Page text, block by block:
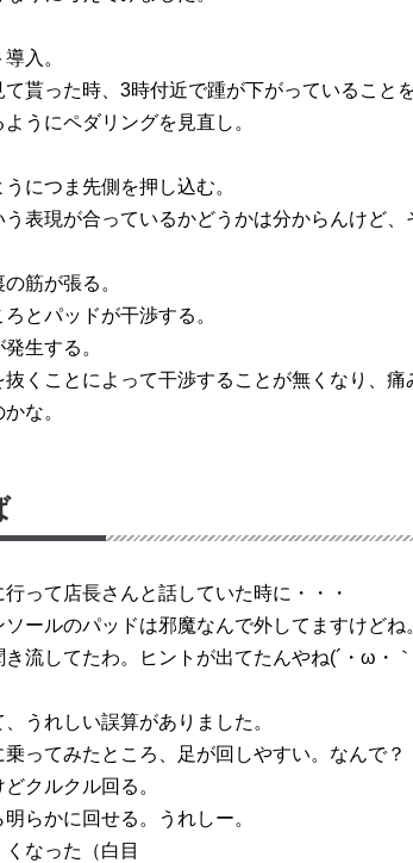
入。
貰った時、3時付近で踵が下がっていること
うにペダリングを見直し。
につま先側を押し込む。
表現が合っているかどうかは分からんけど、
筋が張る。
とパッドが干渉する。
生する。
くことによって干渉することが無くなり、痛
な。
って店長さんと話していた時に・・・
ールのパッドは邪魔なんで外してますけどね
き流してたわ。ヒントが出てたんやね(´・ω・
うれしい誤算がありました。
乗ってみたところ、足が回しやすい。なんで？
クルクル回る。
らかに回せる。うれしー。
なった（白目